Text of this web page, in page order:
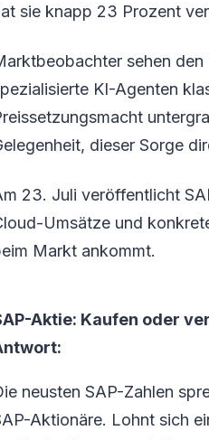
sie knapp 23 Prozent
sehen
KI-Agenten
dieser Sorge
23. Juli veröffentlicht
Umsätze und
Markt ankommt.
Aktie: Kaufen oder
neusten SAP-Zahlen
Aktionäre. Lohnt sich